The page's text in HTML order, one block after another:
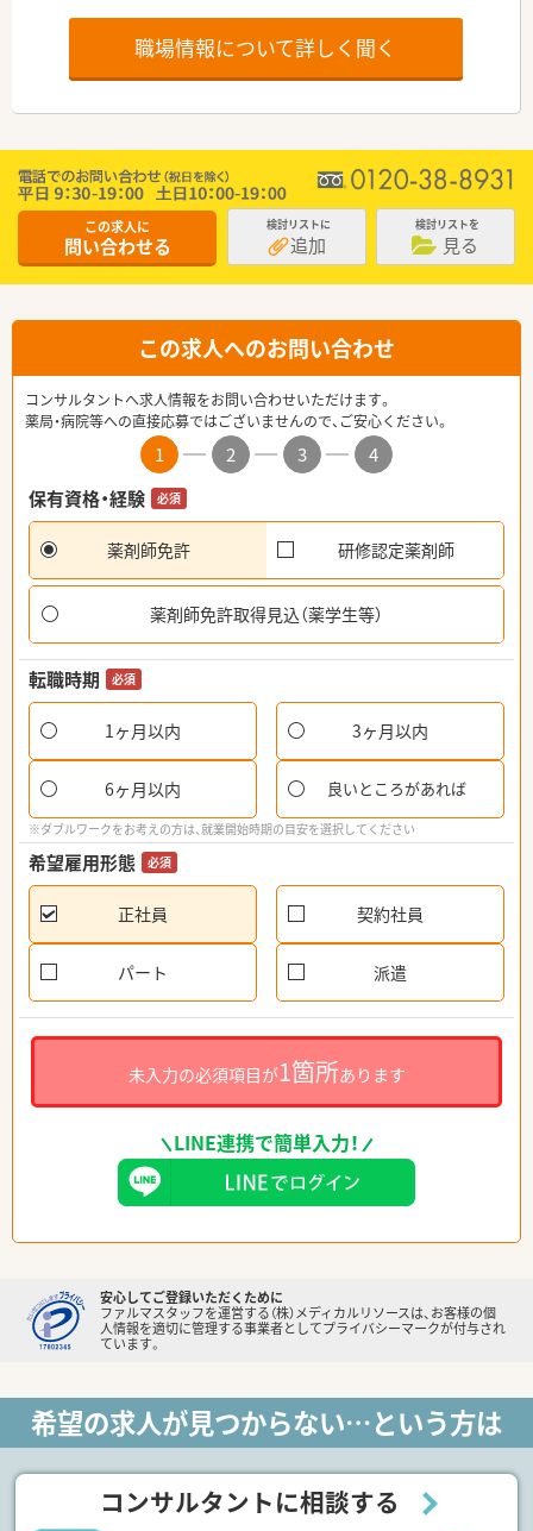
職場情報について詳しく聞く
この求人に
問い合わせる
検討リストに
追加
検討リストを
見る
この求人へのお問い合わせ
コンサルタントへ求人情報をお問い合わせいただけます。
薬局・病院等への直接応募ではございませんので、ご安心ください。
1 2 3
4
保有資格・経験
必須
薬剤師免許 研修認定薬剤師
薬剤師免許取得見込（薬学生等）
転職時期 必須
1ヶ月以内 3ヶ月以内
6ヶ月以内 良いところがあれば
※ダブルワークをお考えの方は、就業開始時期の目安を選択してください
希望雇用形態 必須
正社員 契約社員
パート 派遣
未入力の必須項目が1箇所あります
LINE連携で簡単入力！
安心してご登録いただくために
ファルマスタッフを運営する（株）メディカルリソースは、お客様の個
人情報を適切に管理する事業者としてプライバシーマークが付与され
ています。
希望の求人が見つからない…という方は
コンサルタントに相談する